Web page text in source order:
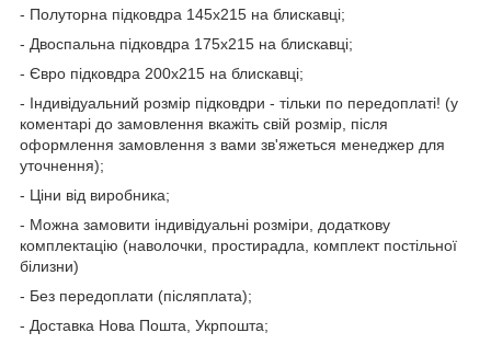
- Полуторна підковдра 145х215 на блискавці;
- Двоспальна підковдра 175х215 на блискавці;
- Євро підковдра 200х215 на блискавці;
- Індивідуальний розмір підковдри - тільки по передоплаті! (у
коментарі до замовлення вкажіть свій розмір, після
оформлення замовлення з вами зв'яжеться менеджер для
уточнення);
- Ціни від виробника;
- Можна замовити індивідуальні розміри, додаткову
комплектацію (наволочки, простирадла, комплект постільної
білизни)
- Без передоплати (післяплата);
- Доставка Нова Пошта, Укрпошта;